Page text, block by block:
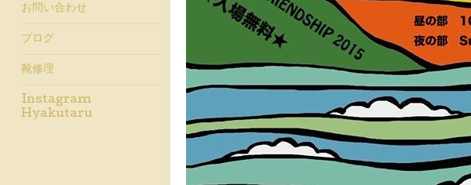
お問い合わせ
ブログ
靴修理
Instagram
Hyakutaru